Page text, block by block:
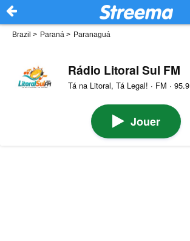
Brazil > Paraná > Paranaguá
Rádio Litoral Sul FM
Tá na Litoral, Tá Legal! · FM · 95.9
Jouer